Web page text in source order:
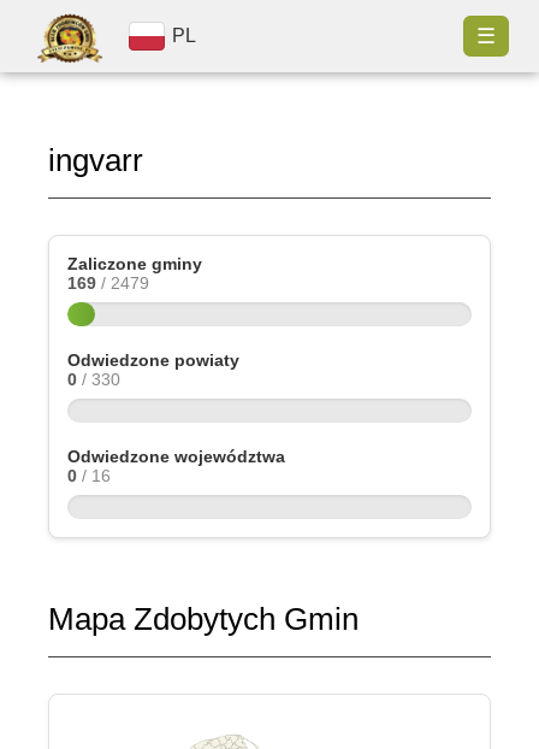
PL ☰
ingvarr
Zaliczone gminy
169 / 2479
Odwiedzone powiaty
0 / 330
Odwiedzone województwa
0 / 16
Mapa Zdobytych Gmin